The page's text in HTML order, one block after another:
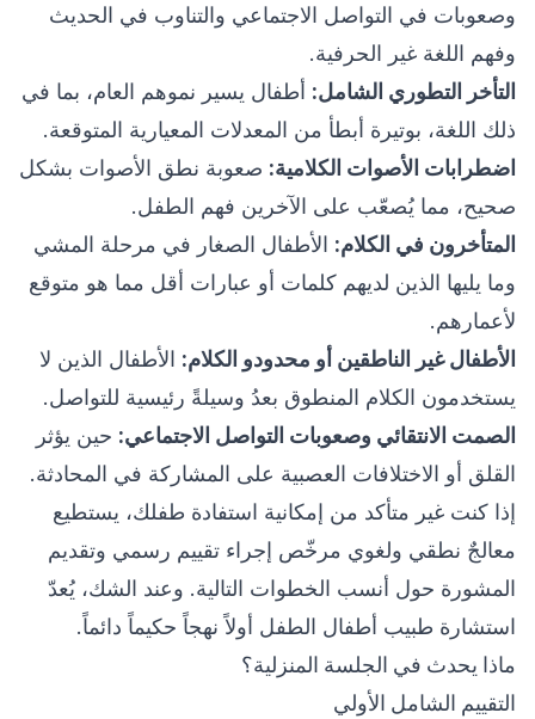
وصعوبات في التواصل الاجتماعي والتناوب في الحديث
وفهم اللغة غير الحرفية.
التأخر التطوري الشامل: أطفال يسير نموهم العام، بما في
ذلك اللغة، بوتيرة أبطأ من المعدلات المعيارية المتوقعة.
اضطرابات الأصوات الكلامية: صعوبة نطق الأصوات بشكل
صحيح، مما يُصعّب على الآخرين فهم الطفل.
المتأخرون في الكلام: الأطفال الصغار في مرحلة المشي
وما يليها الذين لديهم كلمات أو عبارات أقل مما هو متوقع
لأعمارهم.
الأطفال غير الناطقين أو محدودو الكلام: الأطفال الذين لا
يستخدمون الكلام المنطوق بعدُ وسيلةً رئيسية للتواصل.
الصمت الانتقائي وصعوبات التواصل الاجتماعي: حين يؤثر
القلق أو الاختلافات العصبية على المشاركة في المحادثة.
إذا كنت غير متأكد من إمكانية استفادة طفلك، يستطيع
معالجٌ نطقي ولغوي مرخّص إجراء تقييم رسمي وتقديم
المشورة حول أنسب الخطوات التالية. وعند الشك، يُعدّ
استشارة طبيب أطفال الطفل أولاً نهجاً حكيماً دائماً.
ماذا يحدث في الجلسة المنزلية؟
التقييم الشامل الأولي